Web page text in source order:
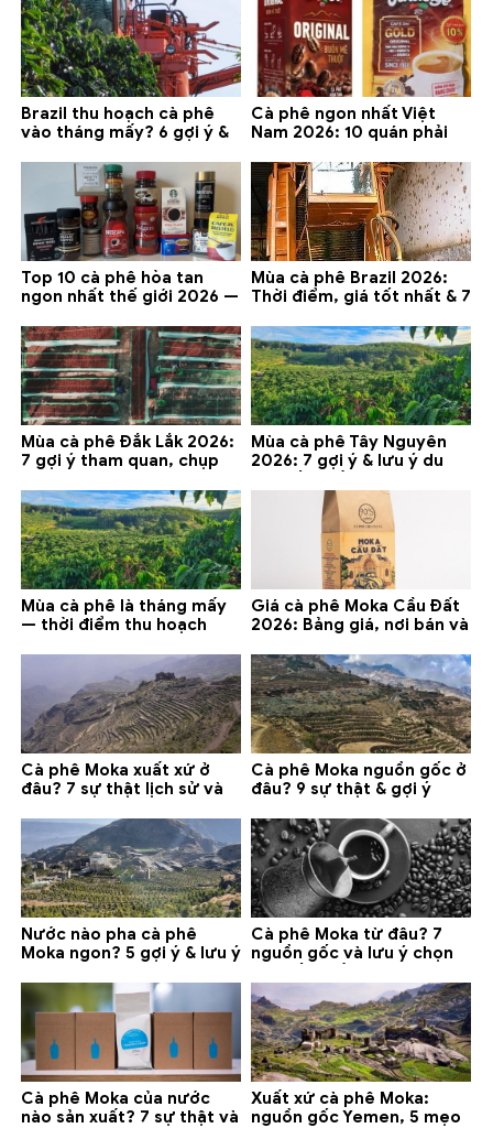
Brazil thu hoạch cà phê
vào tháng mấy? 6 gợi ý &
Cà phê ngon nhất Việt
Nam 2026: 10 quán phải
Lạt
Top 10 cà phê hòa tan
ngon nhất thế giới 2026 —
Mùa cà phê Brazil 2026:
Thời điểm, giá tốt nhất & 7
Mùa cà phê Đắk Lắk 2026:
7 gợi ý tham quan, chụp
Mùa cà phê Tây Nguyên
2026: 7 gợi ý & lưu ý du
Mùa cà phê là tháng mấy
— thời điểm thu hoạch
Giá cà phê Moka Cầu Đất
2026: Bảng giá, nơi bán và
Cà phê Moka xuất xứ ở
đâu? 7 sự thật lịch sử và
Cà phê Moka nguồn gốc ở
đâu? 9 sự thật & gợi ý
Nước nào pha cà phê
Moka ngon? 5 gợi ý & lưu ý
Cà phê Moka từ đâu? 7
nguồn gốc và lưu ý chọn
Cà phê Moka của nước
nào sản xuất? 7 sự thật và
Xuất xứ cà phê Moka:
nguồn gốc Yemen, 5 mẹo